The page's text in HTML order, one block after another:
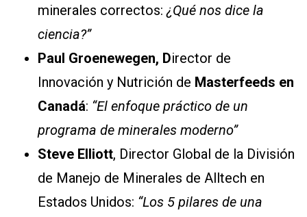
minerales correctos:¿Qué nos dice la
ciencia?”
Paul Groenewegen, Director de
Innovación y Nutrición de Masterfeeds en
Canadá: “El enfoque práctico de un
programa de minerales moderno”
Steve Elliott, Director Global de la División
de Manejo de Minerales de Alltech en
Estados Unidos: “Los 5 pilares de una